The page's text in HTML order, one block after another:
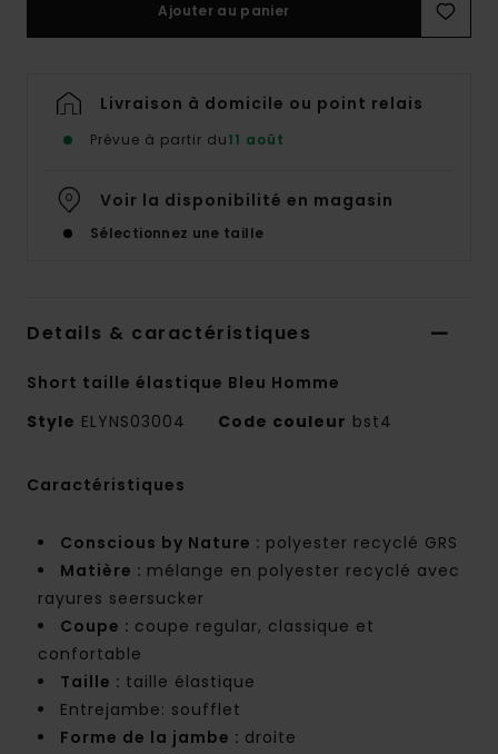
Ajouter au panier
Livraison à domicile ou point relais
Prévue à partir du11 août
Voir la disponibilité en magasin
Sélectionnez une taille
Details & caractéristiques
Short taille élastique Bleu Homme
Style ELYNS03004 Code couleur bst4
Caractéristiques
Conscious by Nature : polyester recyclé GRS
Matière : mélange en polyester recyclé avec
rayures seersucker
Coupe : coupe regular, classique et
confortable
Taille : taille élastique
Entrejambe: soufflet
Forme de la jambe : droite